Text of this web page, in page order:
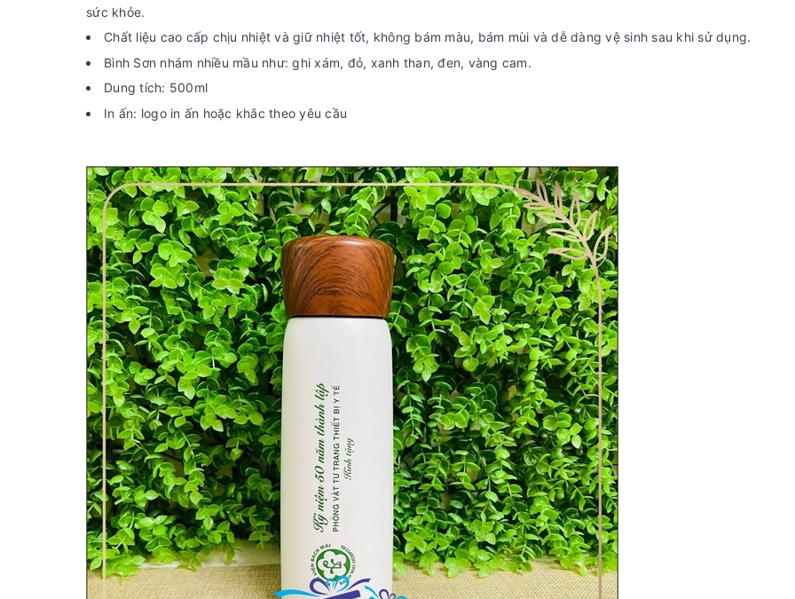
sức khỏe.
Chất liệu cao cấp chịu nhiệt và giữ nhiệt tốt, không bám màu, bám mùi và dễ dàng vệ sinh sau khi sử dụng.
Bình Sơn nhám nhiều mầu như: ghi xám, đỏ, xanh than, đen, vàng cam.
Dung tích: 500ml
In ấn: logo in ấn hoặc khắc theo yêu cầu